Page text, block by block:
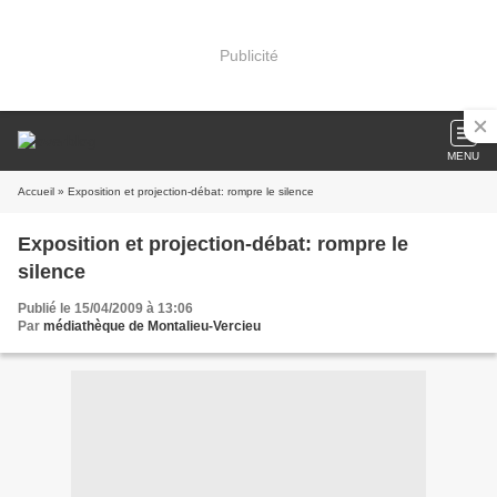
Publicité
MENU
Accueil » Exposition et projection-débat: rompre le silence
Exposition et projection-débat: rompre le
silence
Publié le 15/04/2009 à 13:06
Par médiathèque de Montalieu-Vercieu